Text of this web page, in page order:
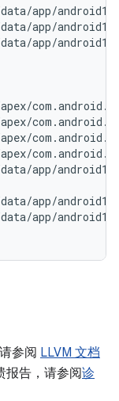
app/
app/
app/
app/
app/
app/
参阅 LLVM 文档
报告，请参阅诊